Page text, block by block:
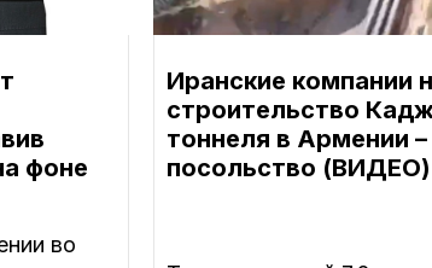
фоне
во
Иранские компании
строительство
тоннеля в Армении –
посольство (ВИДЕО)